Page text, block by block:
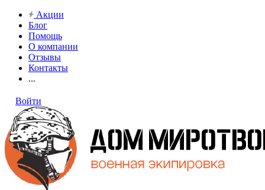
Акции
Блог
Помощь
О компании
Отзывы
Контакты
...
Войти